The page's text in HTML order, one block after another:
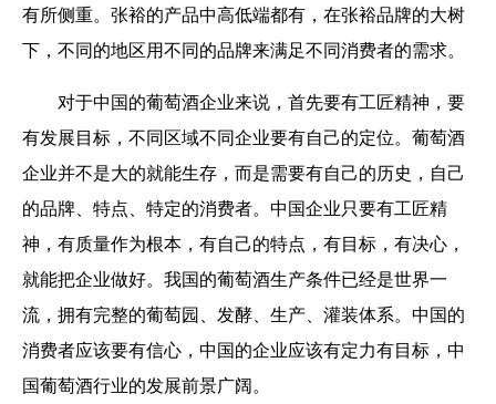
有所侧重。张裕的产品中高低端都有，在张裕品牌的大树
下，不同的地区用不同的品牌来满足不同消费者的需求。
对于中国的葡萄酒企业来说，首先要有工匠精神，要
有发展目标，不同区域不同企业要有自己的定位。葡萄酒
企业并不是大的就能生存，而是需要有自己的历史，自己
的品牌、特点、特定的消费者。中国企业只要有工匠精
神，有质量作为根本，有自己的特点，有目标，有决心，
就能把企业做好。我国的葡萄酒生产条件已经是世界一
流，拥有完整的葡萄园、发酵、生产、灌装体系。中国的
消费者应该要有信心，中国的企业应该有定力有目标，中
国葡萄酒行业的发展前景广阔。